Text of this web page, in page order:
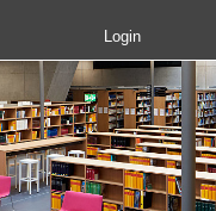
Login